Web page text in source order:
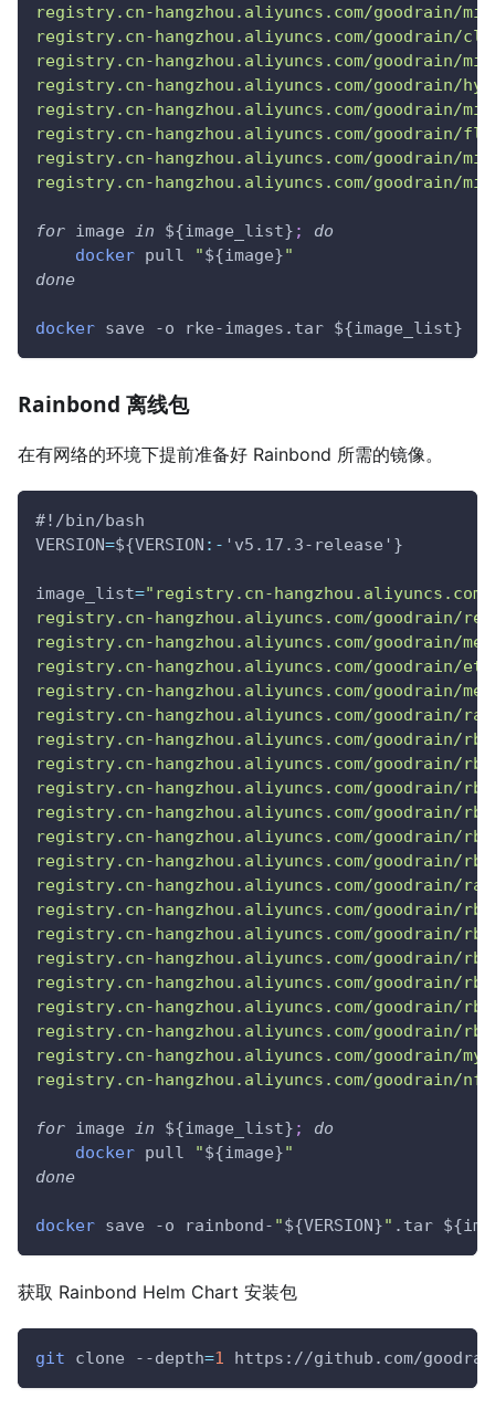
registry.cn-hangzhou.aliyuncs.com/goodrain/
registry.cn-hangzhou.aliyuncs.com/goodrain/
registry.cn-hangzhou.aliyuncs.com/goodrain/
registry.cn-hangzhou.aliyuncs.com/goodrain/
registry.cn-hangzhou.aliyuncs.com/goodrain/
registry.cn-hangzhou.aliyuncs.com/goodrain/
registry.cn-hangzhou.aliyuncs.com/goodrain/
registry.cn-hangzhou.aliyuncs.com/goodrain/
for image in ${image_list} ;
do
docker pull "${image}"
done
docker save -o rke-images.tar ${image_list}
Rainbond 离线包
在有网络的环境下提前准备好 Rainbond 所需的镜像。
#!/bin/bash
VERSION=${VERSION :- 'v5.17.3-release'}
image_list="registry.cn-
registry.cn-hangzhou.aliyuncs.com/goodrain/
registry.cn-hangzhou.aliyuncs.com/goodrain/
registry.cn-hangzhou.aliyuncs.com/goodrain/
registry.cn-hangzhou.aliyuncs.com/goodrain/
registry.cn-hangzhou.aliyuncs.com/goodrain/
registry.cn-hangzhou.aliyuncs.com/goodrain/
registry.cn-hangzhou.aliyuncs.com/goodrain/
registry.cn-hangzhou.aliyuncs.com/goodrain/
registry.cn-hangzhou.aliyuncs.com/goodrain/
registry.cn-hangzhou.aliyuncs.com/goodrain/
registry.cn-hangzhou.aliyuncs.com/goodrain/
registry.cn-hangzhou.aliyuncs.com/goodrain/
registry.cn-hangzhou.aliyuncs.com/goodrain/
registry.cn-hangzhou.aliyuncs.com/goodrain/
registry.cn-hangzhou.aliyuncs.com/goodrain/
registry.cn-hangzhou.aliyuncs.com/goodrain/
registry.cn-hangzhou.aliyuncs.com/goodrain/
registry.cn-hangzhou.aliyuncs.com/goodrain/
registry.cn-hangzhou.aliyuncs.com/goodrain/
registry.cn-hangzhou.aliyuncs.com/goodrain/
for image in ${image_list} ;
do
docker pull "${image}"
done
docker save -o rainbond- "${VERSION}" .tar
获取 Rainbond Helm Chart 安装包
git clone --depth=1 https://github.com/